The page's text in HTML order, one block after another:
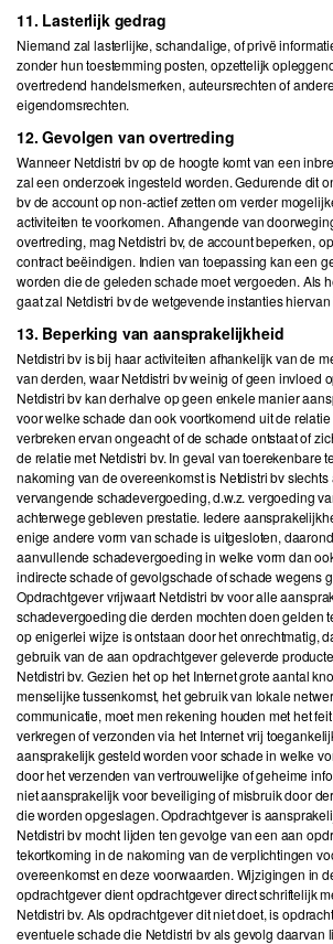
11. Lasterlijk gedrag
Niemand zal lasterlijke, schandalige, of privë
zonder hun toestemming posten, opzettelijk
overtredend handelsmerken, auteursrechten of
eigendomsrechten.
12. Gevolgen van overtreding
Wanneer Netdistri bv op de hoogte komt van een
zal een onderzoek ingesteld worden. Gedurende dit
bv de account op non-actief zetten om verder
activiteiten te voorkomen. Afhangende van
overtreding, mag Netdistri bv, de account beperken,
contract beëindigen. Indien van toepassing kan een
worden die de geleden schade moet vergoeden. Als
gaat zal Netdistri bv de wetgevende instanties
13. Beperking van aansprakelijkheid
Netdistri bv is bij haar activiteiten afhankelijk van de
van derden, waar Netdistri bv weinig of geen invloed
Netdistri bv kan derhalve op geen enkele manier
voor welke schade dan ook voortkomend uit de
verbreken ervan ongeacht of de schade ontstaat of
de relatie met Netdistri bv. In geval van toerekenbare
nakoming van de overeenkomst is Netdistri bv
vervangende schadevergoeding, d.w.z. vergoeding
achterwege gebleven prestatie. Iedere
enige andere vorm van schade is uitgesloten,
aanvullende schadevergoeding in welke vorm dan
indirecte schade of gevolgschade of schade wegens
Opdrachtgever vrijwaart Netdistri bv voor alle
schadevergoeding die derden mochten doen gelden
op enigerlei wijze is ontstaan door het onrechtmatig,
gebruik van de aan opdrachtgever geleverde
Netdistri bv. Gezien het op het Internet grote aantal
menselijke tussenkomst, het gebruik van lokale
communicatie, moet men rekening houden met het
verkregen of verzonden via het Internet vrij
aansprakelijk gesteld worden voor schade in welke
door het verzenden van vertrouwelijke of geheime
niet aansprakelijk voor beveiliging of misbruik door
die worden opgeslagen. Opdrachtgever is
Netdistri bv mocht lijden ten gevolge van een aan
tekortkoming in de nakoming van de verplichtingen
overeenkomst en deze voorwaarden. Wijzigingen in
opdrachtgever dient opdrachtgever direct schriftelijk
Netdistri bv. Als opdrachtgever dit niet doet, is
eventuele schade die Netdistri bv als gevolg daarvan